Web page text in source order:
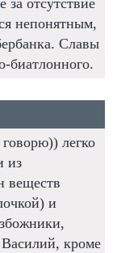
за отсутствие
непонятным,
Славы
биатлонного.
легко
из
веществ
и
Василий, кроме